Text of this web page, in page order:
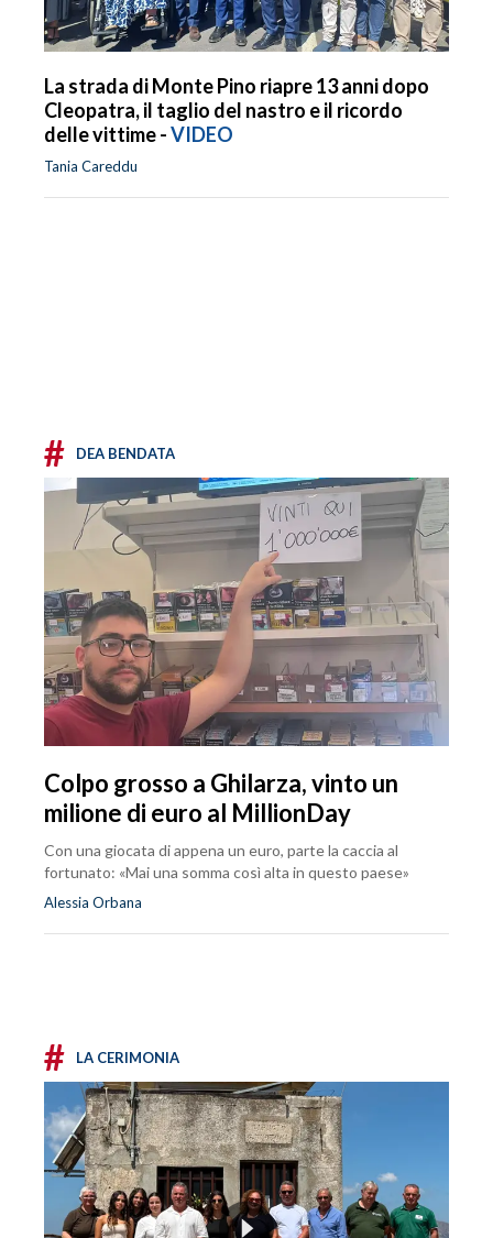
La strada di Monte Pino riapre 13 anni dopo
Cleopatra, il taglio del nastro e il ricordo
delle vittime -VIDEO
Tania Careddu
# DEA BENDATA
Colpo grosso a Ghilarza, vinto un
milione di euro al MillionDay
Con una giocata di appena un euro, parte la caccia al
fortunato: «Mai una somma così alta in questo paese»
Alessia Orbana
# LA CERIMONIA